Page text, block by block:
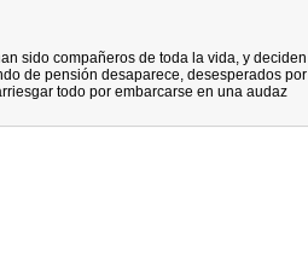
sido compañeros de toda la vida, y deciden
de pensión desaparece, desesperados por
todo por embarcarse en una audaz